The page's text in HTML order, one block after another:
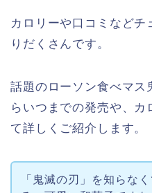
カロリーや口コミなどチ
りだくさんです。
話題のローソン食べマス
らいつまでの発売や、
て詳しくご紹介します。
「鬼滅の刃」を知らな